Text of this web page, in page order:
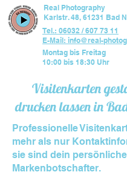
Real Photography
Karlstr. 48, 61231 Bad
Tel.: 06032 / 607 73 11
E-Mail: info@real-
Montag bis Freitag
10:00 bis 18:30 Uhr
Visitenkarten
drucken lassen in
Professionelle
mehr als nur
sie sind dein
Markenbotschafter.